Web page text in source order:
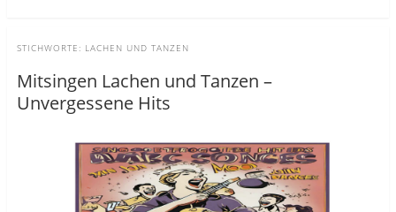
STICHWORTE: LACHEN UND TANZEN
Mitsingen Lachen und Tanzen –
Unvergessene Hits